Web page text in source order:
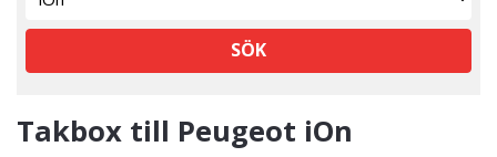
SÖK
Takbox till Peugeot iOn